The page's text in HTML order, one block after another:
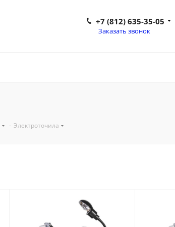
+7 (812) 635-35-05
Заказать звонок
- Электроточила